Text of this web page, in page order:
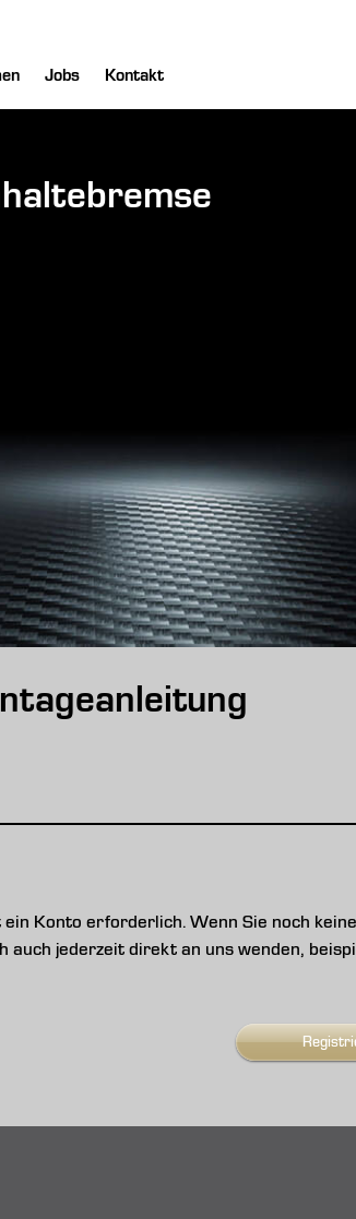
Jobs Kontakt
Konto erforderlich. Wenn Sie noch
auch jederzeit direkt an uns wenden,